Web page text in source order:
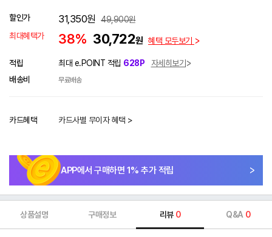
할인가 31,350원 49,900원
최대혜택가
38% 30,722원 혜택 모두보기
적립 최대 e.POINT 적립 628P
자세히보기
배송비
무료배송
카드혜택 카드사별 무이자 혜택 >
APP에서 구매하면 1% 추가 적립
상품설명 구매정보 리뷰 0 Q&A 0